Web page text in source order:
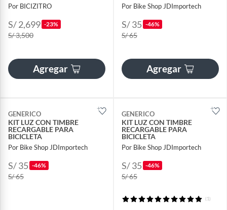
Por BICIZITRO
S/ 2,699 -23%
S/ 3,500
Agregar
Por Bike Shop JDImportech
S/ 35 -46%
S/ 65
Agregar
GENERICO
KIT LUZ CON TIMBRE
RECARGABLE PARA
BICICLETA
Por Bike Shop JDImportech
S/ 35 -46%
S/ 65
GENERICO
KIT LUZ CON TIMBRE
RECARGABLE PARA
BICICLETA
Por Bike Shop JDImportech
S/ 35 -46%
S/ 65
(1)